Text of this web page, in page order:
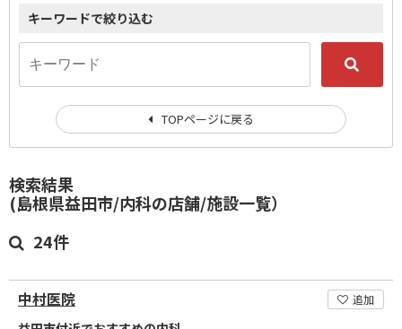
検索結果
(島根県益田市/内科の店舗/施設一覧）
24件
中村医院 追加
キーワードで絞り込む
TOPページに戻る